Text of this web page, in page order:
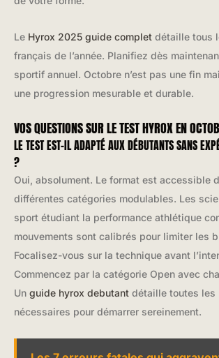
Le Hyrox 2025 guide complet détaille tous
français de l’année. Planifiez dès
sportif annuel. Octobre n’est pas une fin
une progression mesurable et durable.
VOS QUESTIONS SUR LE TEST HYROX EN
LE TEST EST-IL ADAPTÉ AUX DÉBUTANTS SANS
?
Oui, absolument. Le format est accessible
différentes catégories modulables. Les
sport étudiant la performance athlétique
mouvements sont calibrés pour limiter les
Focalisez-vous sur la technique avant
Commencez par la catégorie Open avec
Un guide hyrox debutant détaille toutes les
nécessaires pour démarrer sereinement.